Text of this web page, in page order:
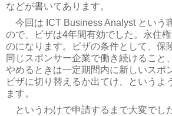
などが書いてあります。
今回は ICT Business Analyst という
ので、ビザは4年間有効でした。永住
のになります。ビザの条件として、保
同じスポンサー企業で働き続けること
やめるときは一定期間内に新しいスポ
ビザに切り替えるか出てけ、というよ
ます。
というわけで申請するまで大変でし